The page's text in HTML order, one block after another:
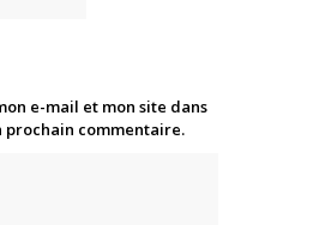
e-mail et mon site dans
commentaire.